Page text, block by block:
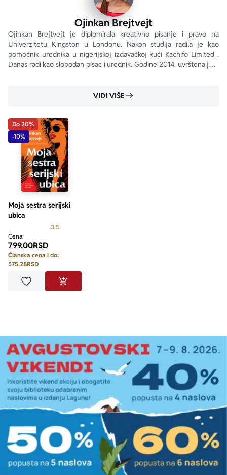
Ojinkan Brejtvejt
Ojinkan Brejtvejt je diplomirala kreativno pisanje i pravo na
Univerzitetu Kingston u Londonu. Nakon studija radila je kao
pomoćnik urednika u nigerijskoj izdavačkoj kući Kachifo Limited .
Danas radi kao slobodan pisac i urednik. Godine 2014. uvrštena je u
VIDI VIŠE
Do 20%
-10%
Moja sestra serijski
ubica
3.5Prosecna ocena je 3.5 od 5
Cena:
799,00RSD
Članska cena i do:
575,28RSD
Dodaj u omiljeneDODAJ U KORPU